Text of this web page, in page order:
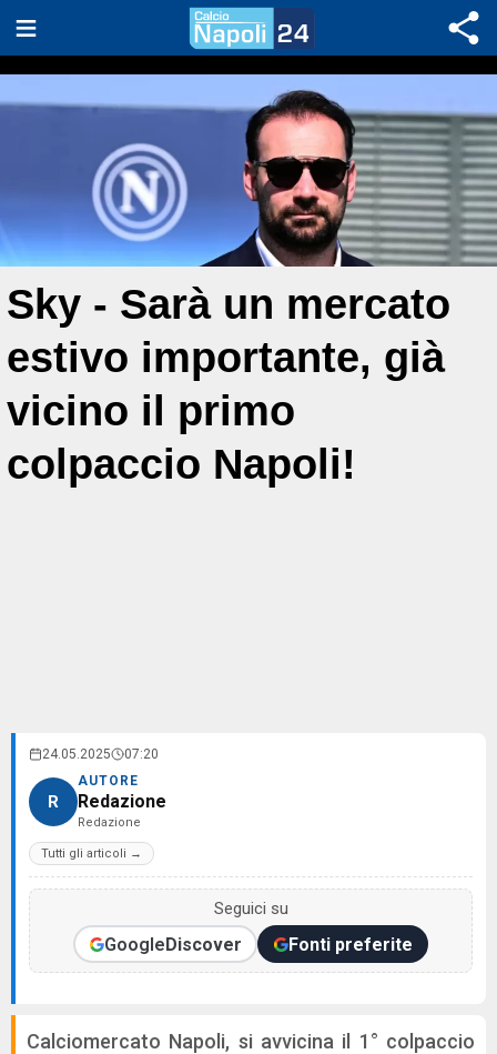
Sky - Sarà un mercato
estivo importante, già
vicino il primo
colpaccio Napoli!
24.05.2025 07:20
R
AUTORE
Redazione
Redazione
Tutti gli articoli →
Seguici su
GoogleDiscover Fonti preferite
Calciomercato Napoli, si avvicina il 1° colpaccio